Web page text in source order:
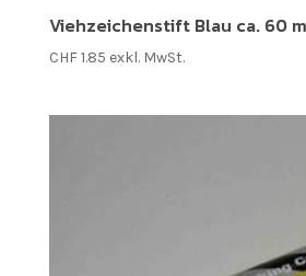
Viehzeichenstift Blau ca. 60
CHF1.85 exkl. MwSt.